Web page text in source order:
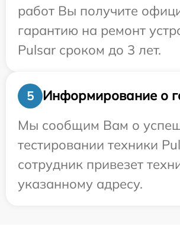
работ Вы получите
гарантию на ремонт
Pulsar сроком до 3 лет.
5
Информирование о
Мы сообщим Вам о
тестировании техники
сотрудник привезет
указанному адресу.